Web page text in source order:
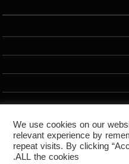
السيدWe use cookies on our
relevant experience by
repeat visits. By clicking
ALL the cookies.